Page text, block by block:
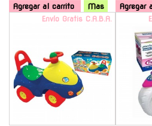
Agregar al carrito Mas Agregar
Envío Gratis C.A.B.A.